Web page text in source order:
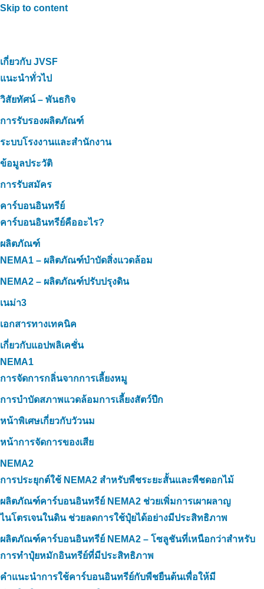
Skip to content
เกี่ยวกับ JVSF
แนะนำทั่วไป
วิสัยทัศน์ – พันธกิจ
การรับรองผลิตภัณฑ์
ระบบโรงงานและสำนักงาน
ข้อมูลประวัติ
การรับสมัคร
คาร์บอนอินทรีย์
คาร์บอนอินทรีย์คืออะไร?
ผลิตภัณฑ์
NEMA1 – ผลิตภัณฑ์บำบัดสิ่งแวดล้อม
NEMA2 – ผลิตภัณฑ์ปรับปรุงดิน
เนม่า3
เอกสารทางเทคนิค
เกี่ยวกับแอปพลิเคชั่น
NEMA1
การจัดการกลิ่นจากการเลี้ยงหมู
การบำบัดสภาพแวดล้อมการเลี้ยงสัตว์ปีก
หน้าพิเศษเกี่ยวกับวัวนม
หน้าการจัดการของเสีย
NEMA2
การประยุกต์ใช้ NEMA2 สำหรับพืชระยะสั้นและพืชดอกไม้
ผลิตภัณฑ์คาร์บอนอินทรีย์ NEMA2 ช่วยเพิ่มการเผาผลาญ
ไนโตรเจนในดิน ช่วยลดการใช้ปุ๋ยได้อย่างมีประสิทธิภาพ
ผลิตภัณฑ์คาร์บอนอินทรีย์ NEMA2 – โซลูชันที่เหนือกว่าสำหรับ
การทำปุ๋ยหมักอินทรีย์ที่มีประสิทธิภาพ
คำแนะนำการใช้คาร์บอนอินทรีย์กับพืชยืนต้นเพื่อให้มี